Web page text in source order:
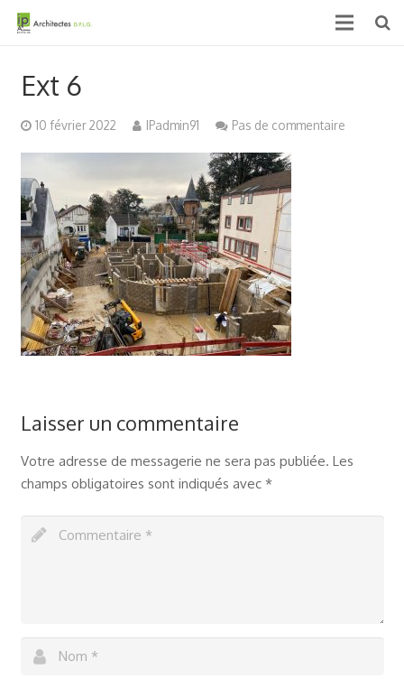
Actualités & médias
Contact
Ext 6
10 février 2022 IPadmin91 Pas de commentaire
Laisser un commentaire
Votre adresse de messagerie ne sera pas publiée. Les
champs obligatoires sont indiqués avec *